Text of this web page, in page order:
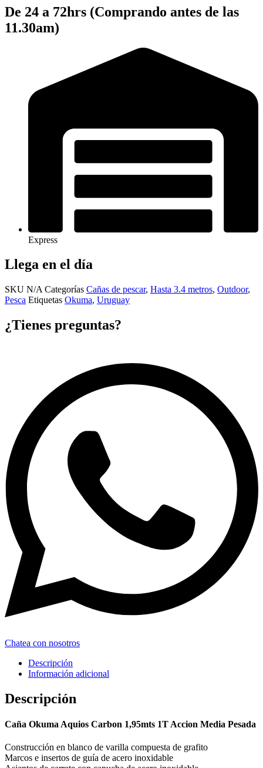
De 24 a 72hrs (Comprando antes de las
11.30am)
Express
Llega en el día
SKU N/A Categorías Cañas de pescar, Hasta 3.4 metros, Outdoor,
Pesca Etiquetas Okuma, Uruguay
¿Tienes preguntas?
Chatea con nosotros
Descripción
Información adicional
Descripción
Caña Okuma Aquios Carbon 1,95mts 1T Accion Media Pesada
Construcción en blanco de varilla compuesta de grafito
Marcos e insertos de guía de acero inoxidable